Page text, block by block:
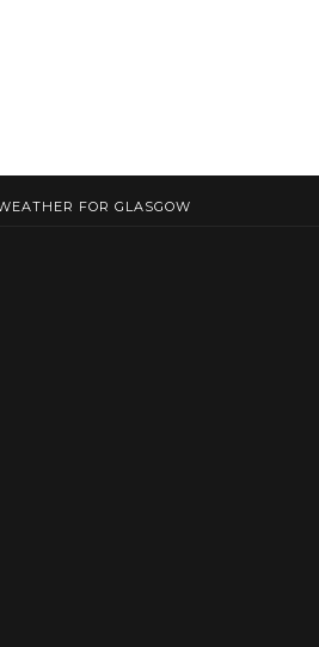
FOR GLASGOW